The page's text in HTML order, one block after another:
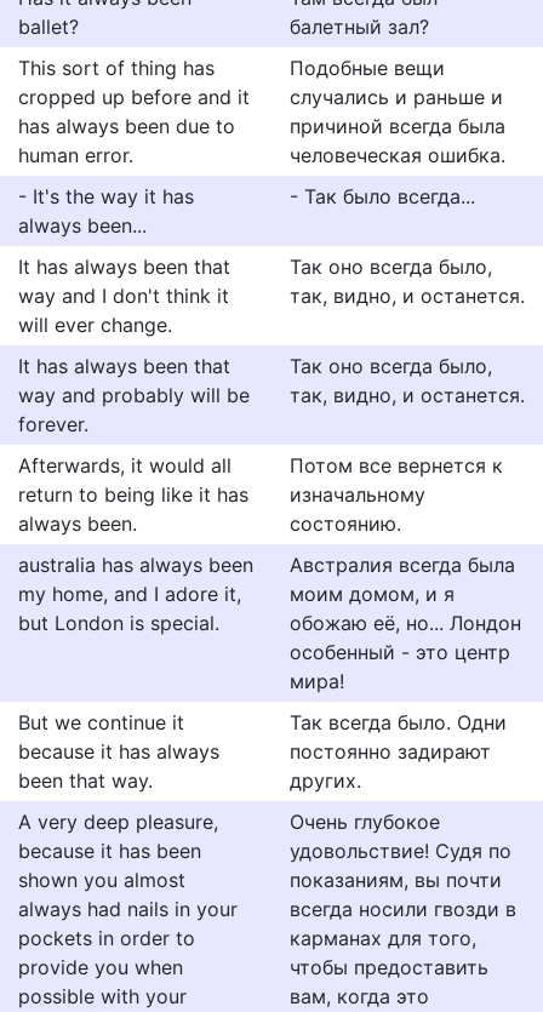
ballet?
балетный зал?
This sort of thing has
cropped up before and it
has always been due to
human error.
Подобные вещи
случались и раньше и
причиной всегда была
человеческая ошибка.
- It's the way it has
always been...
- Так было всегда...
It has always been that
way and I don't think it
will ever change.
Так оно всегда было,
так, видно, и останется.
It has always been that
way and probably will be
forever.
Так оно всегда было,
так, видно, и останется.
Afterwards, it would all
return to being like it has
always been.
Потом все вернется к
изначальному
состоянию.
australia has always been
my home, and I adore it,
but London is special.
Австралия всегда была
моим домом, и я
обожаю её, но... Лондон
особенный - это центр
мира!
But we continue it
because it has always
been that way.
Так всегда было. Одни
постоянно задирают
других.
A very deep pleasure,
because it has been
shown you almost
always had nails in your
pockets in order to
provide you when
possible with your
Очень глубокое
удовольствие! Судя по
показаниям, вы почти
всегда носили гвозди в
карманах для того,
чтобы предоставить
вам, когда это